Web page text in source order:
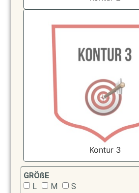
Kontur 3
GRÖßE
L
M S